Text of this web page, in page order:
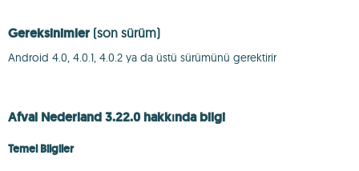
Gereksinimler (son sürüm)
Android 4.0, 4.0.1, 4.0.2 ya da üstü sürümünü gerektirir
Afval Nederland 3.22.0 hakkında bilgi
Temel Bilgiler